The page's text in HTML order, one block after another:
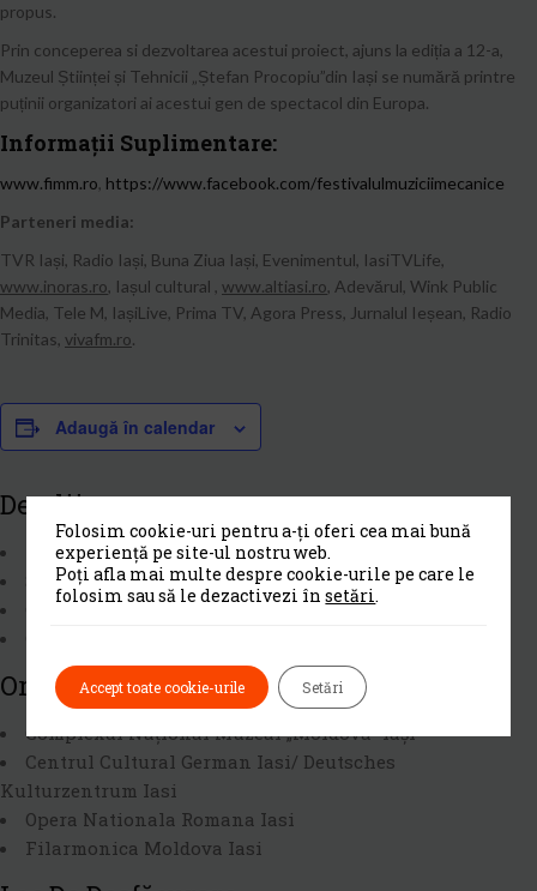
propus.
Prin conceperea si dezvoltarea acestui proiect, ajuns la ediția a 12-a,
Muzeul Științei și Tehnicii „Ștefan Procopiu”din Iași se numără printre
puținii organizatori ai acestui gen de spectacol din Europa.
Informații Suplimentare:
www.fimm.ro, https://www.facebook.com/festivalulmuziciimecanice
Parteneri media:
TVR Iași, Radio Iași, Buna Ziua Iași, Evenimentul, IasiTVLife,
www.inoras.ro, Iașul cultural , www.altiasi.ro, Adevărul, Wink Public
Media, Tele M, IașiLive, Prima TV, Agora Press, Jurnalul Ieșean, Radio
Trinitas, vivafm.ro.
Adaugă în calendar
Detalii
Începe: septembrie 18, 2020
Se termină: septembrie 20, 2020
Cost: Gratuit
Organizatori
Complexul Naţional Muzeal „Moldova” Iaşi
Centrul Cultural German Iasi/ Deutsches
Kulturzentrum Iasi
Opera Nationala Romana Iasi
Filarmonica Moldova Iasi
Folosim cookie-uri pentru a-ți oferi cea mai bună
experiență pe site-ul nostru web.
Poți afla mai multe despre cookie-urile pe care le
folosim sau să le dezactivezi însetări.
Accept toate cookie-urile Setări